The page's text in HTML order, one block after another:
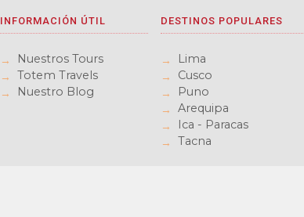
INFORMACIÓN ÚTIL
Nuestros Tours
Totem Travels
Nuestro Blog
DESTINOS POPULARES
Lima
Cusco
Puno
Arequipa
Ica - Paracas
Tacna